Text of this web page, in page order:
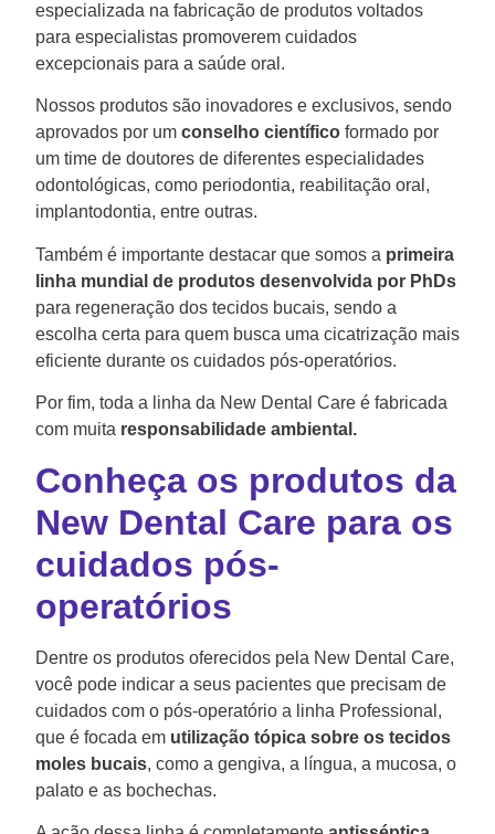
especializada na fabricação de produtos voltados
para especialistas promoverem cuidados
excepcionais para a saúde oral.
Nossos produtos são inovadores e exclusivos, sendo
aprovados por um conselho científico formado por
um time de doutores de diferentes especialidades
odontológicas, como periodontia, reabilitação oral,
implantodontia, entre outras.
Também é importante destacar que somos a primeira
linha mundial de produtos desenvolvida por PhDs
para regeneração dos tecidos bucais, sendo a
escolha certa para quem busca uma cicatrização mais
eficiente durante os cuidados pós-operatórios.
Por fim, toda a linha da New Dental Care é fabricada
com muita responsabilidade ambiental.
Conheça os produtos da
New Dental Care para os
cuidados pós-
operatórios
Dentre os produtos oferecidos pela New Dental Care,
você pode indicar a seus pacientes que precisam de
cuidados com o pós-operatório a linha Professional,
que é focada em utilização tópica sobre os tecidos
moles bucais, como a gengiva, a língua, a mucosa, o
palato e as bochechas.